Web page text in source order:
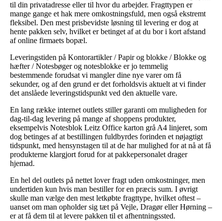
til din privatadresse eller til hvor du arbejder. Fragttypen er
mange gange et hak mere omkostningsfuld, men også ekstremt
fleksibel. Den mest prisbevidste løsning til levering er dog at
hente pakken selv, hvilket er betinget af at du bor i kort afstand
af online firmaets bopæl.
Leveringstiden på Kontorartikler / Papir og blokke / Blokke og
hæfter / Notesbøger og notesblokke er jo temmelig
bestemmende forudsat vi mangler dine nye varer om få
sekunder, og af den grund er det forholdsvis aktuelt at vi finder
det anslåede leveringstidspunkt ved den aktuelle vare.
En lang række internet outlets stiller garanti om muligheden for
dag-til-dag levering på mange af shoppens produkter,
eksempelvis Notesblok Leitz Office karton grå A4 linjeret, som
dog betinges af at bestillingen fuldbyrdes forinden et nøjagtigt
tidspunkt, med hensynstagen til at de har mulighed for at nå at få
produkterne klargjort forud for at pakkepersonalet drager
hjemad.
En hel del outlets på nettet lover fragt uden omkostninger, men
undertiden kun hvis man bestiller for en præcis sum. I øvrigt
skulle man vælge den mest letkøbte fragttype, hvilket oftest –
uanset om man opholder sig tæt på Vejle, Dragør eller Hørning –
er at få dem til at levere pakken til et afhentningssted.